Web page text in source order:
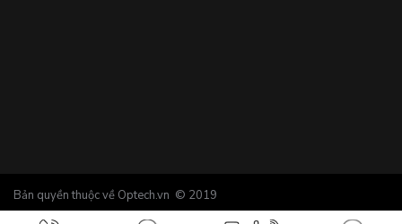
Bản quyền thuộc về Optech.vn © 2019